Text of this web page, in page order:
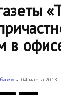
в
- 04 марта 2013